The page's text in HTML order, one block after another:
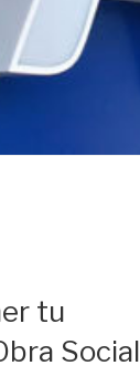
tu
Social